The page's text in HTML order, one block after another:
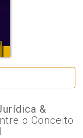
&
o Conceito